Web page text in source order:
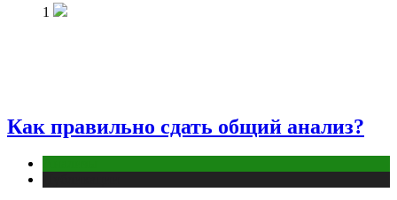
1
Как правильно сдать общий анализ?